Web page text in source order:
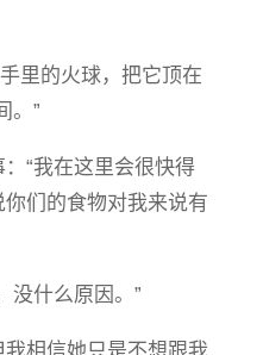
里的火球，把它顶在
。”
“我在这里会很快得
们的食物对我来说有
没什么原因。”